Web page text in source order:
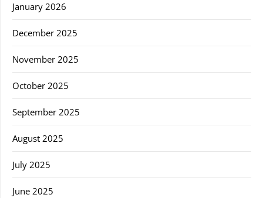
January 2026
December 2025
November 2025
October 2025
September 2025
August 2025
July 2025
June 2025